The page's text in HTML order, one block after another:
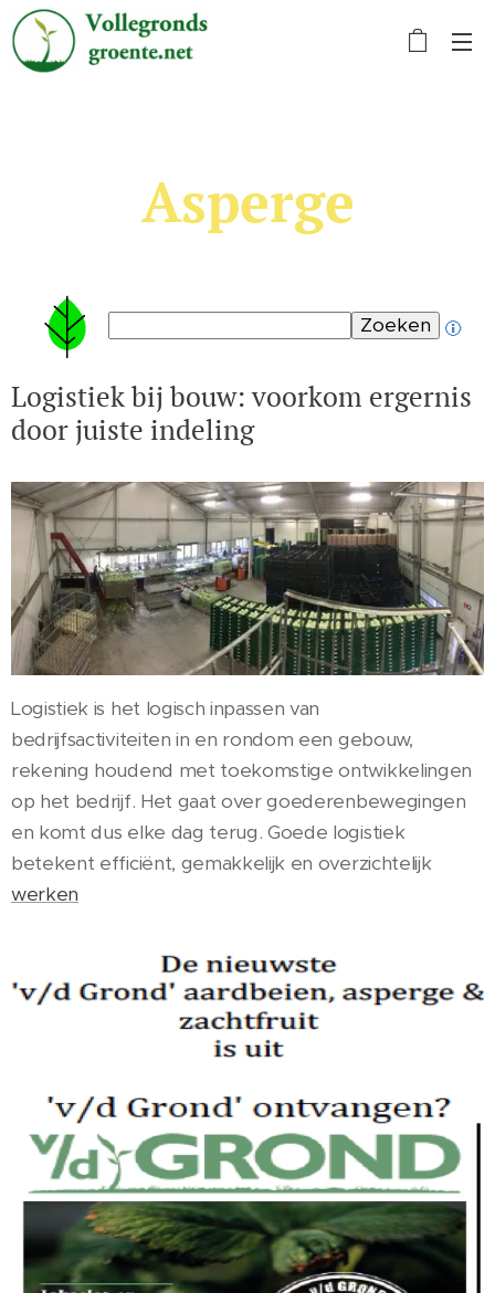
Asperge
Logistiek bij bouw: voorkom ergernis
door juiste indeling
Logistiek is het logisch inpassen van
bedrijfsactiviteiten in en rondom een gebouw,
rekening houdend met toekomstige ontwikkelingen
op het bedrijf. Het gaat over goederenbewegingen
en komt dus elke dag terug. Goede logistiek
betekent efficiënt, gemakkelijk en overzichtelijk
werken